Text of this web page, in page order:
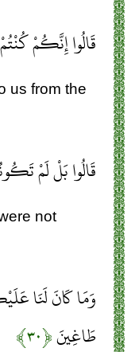
قَالُوا إِنَّكُمْ
us from the
قَالُوا بَلْ لَمْ
not
وَمَا كَانَ لَنَا
طَاغِينَ﴿۳۰﴾